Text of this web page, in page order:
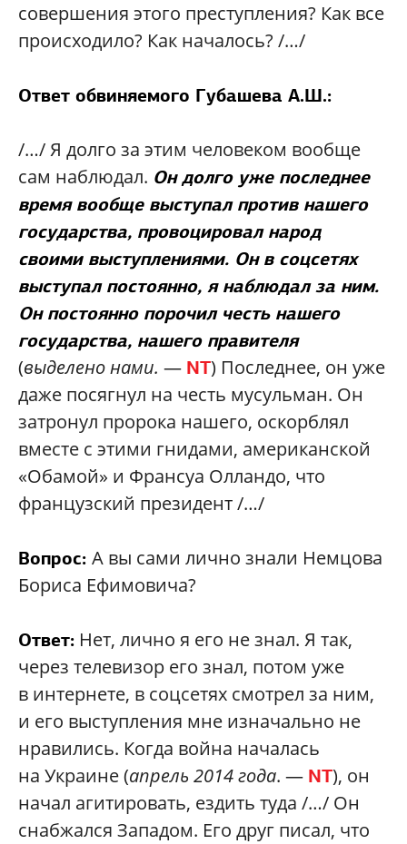
совершения этого преступления? Как все
происходило? Как началось? /…/
Ответ обвиняемого Губашева А.Ш.:
/…/ Я долго за этим человеком вообще
сам наблюдал. Он долго уже последнее
время вообще выступал против нашего
государства, провоцировал народ
своими выступлениями. Он в соцсетях
выступал постоянно, я наблюдал за ним.
Он постоянно порочил честь нашего
государства, нашего правителя
(выделено нами. — NT) Последнее, он уже
даже посягнул на честь мусульман. Он
затронул пророка нашего, оскорблял
вместе с этими гнидами, американской
«Обамой» и Франсуа Олландо, что
французский президент /…/
Вопрос: А вы сами лично знали Немцова
Бориса Ефимовича?
Ответ: Нет, лично я его не знал. Я так,
через телевизор его знал, потом уже
в интернете, в соцсетях смотрел за ним,
и его выступления мне изначально не
нравились. Когда война началась
на Украине (апрель 2014 года. — NT), он
начал агитировать, ездить туда /…/ Он
снабжался Западом. Его друг писал, что